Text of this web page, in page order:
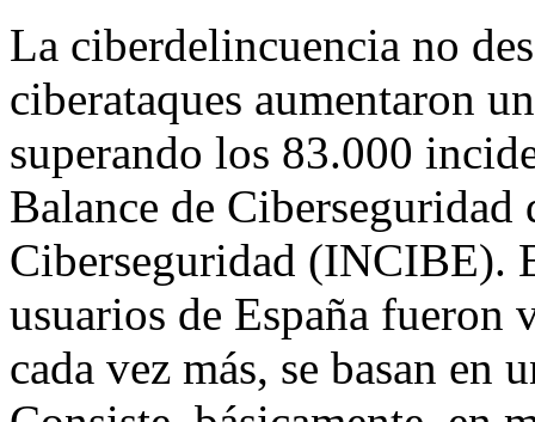
La ciberdelincuencia no
ciberataques aumentaron
superando los 83.000
Balance de
Ciberseguridad (INCIBE).
usuarios de España fueron
cada vez más, se basan en